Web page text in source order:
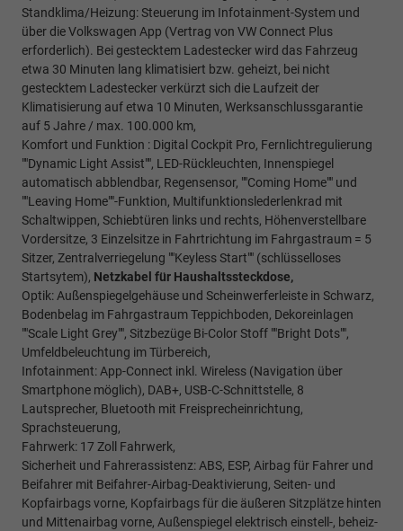
Standklima/Heizung: Steuerung im Infotainment-System und
über die Volkswagen App (Vertrag von VW Connect Plus
erforderlich). Bei gestecktem Ladestecker wird das Fahrzeug
etwa 30 Minuten lang klimatisiert bzw. geheizt, bei nicht
gestecktem Ladestecker verkürzt sich die Laufzeit der
Klimatisierung auf etwa 10 Minuten, Werksanschlussgarantie
auf 5 Jahre / max. 100.000 km,
Komfort und Funktion : Digital Cockpit Pro, Fernlichtregulierung
""Dynamic Light Assist"", LED-Rückleuchten, Innenspiegel
automatisch abblendbar, Regensensor, ""Coming Home"" und
""Leaving Home""-Funktion, Multifunktionslederlenkrad mit
Schaltwippen, Schiebtüren links und rechts, Höhenverstellbare
Vordersitze, 3 Einzelsitze in Fahrtrichtung im Fahrgastraum = 5
Sitzer, Zentralverriegelung ""Keyless Start"" (schlüsselloses
Startsytem), Netzkabel für Haushaltssteckdose,
Optik: Außenspiegelgehäuse und Scheinwerferleiste in Schwarz,
Bodenbelag im Fahrgastraum Teppichboden, Dekoreinlagen
""Scale Light Grey"", Sitzbezüge Bi-Color Stoff ""Bright Dots"",
Umfeldbeleuchtung im Türbereich,
Infotainment: App-Connect inkl. Wireless (Navigation über
Smartphone möglich), DAB+, USB-C-Schnittstelle, 8
Lautsprecher, Bluetooth mit Freisprecheinrichtung,
Sprachsteuerung,
Fahrwerk: 17 Zoll Fahrwerk,
Sicherheit und Fahrerassistenz: ABS, ESP, Airbag für Fahrer und
Beifahrer mit Beifahrer-Airbag-Deaktivierung, Seiten- und
Kopfairbags vorne, Kopfairbags für die äußeren Sitzplätze hinten
und Mittenairbag vorne, Außenspiegel elektrisch einstell-, beheiz-